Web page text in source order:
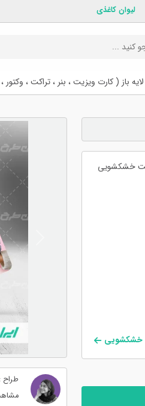
لیوان کاغذی
باز ( کارت ویزیت ، بنر ، تراکت ،
خشکشویی
خشکشویی
Previous
طراح